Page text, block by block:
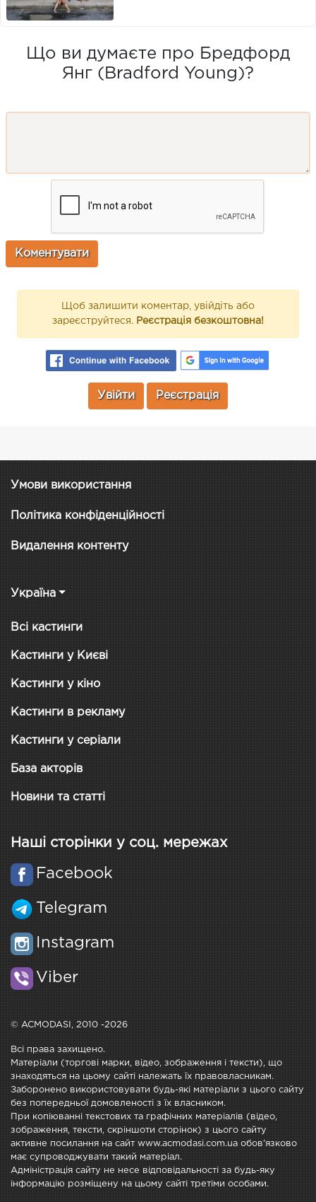
Що ви думаєте про Бредфорд
Янг (Bradford Young)?
Щоб залишити коментар, увійдіть або
зареєструйтеся. Реєстрація безкоштовна!
Увійти Реєстрація
Умови використання
Політика конфіденційності
Видалення контенту
Україна
Всі кастинги
Кастинги у Києві
Кастинги у кіно
Кастинги в рекламу
Кастинги у серіали
База акторів
Новини та статті
Наші сторінки у соц. мережах
Facebook
Telegram
Instagram
Viber
© ACMODASI, 2010 -2026
Всі права захищено.
Матеріали (торгові марки, відео, зображення і тексти), що
знаходяться на цьому сайті належать їх правовласникам.
Заборонено використовувати будь-які матеріали з цього сайту
без попередньої домовленості з їх власником.
При копіюванні текстових та графічних матеріалів (відео,
зображення, тексти, скріншоти сторінок) з цього сайту
активне посилання на сайт www.acmodasi.com.ua обов'язково
має супроводжувати такий матеріал.
Адміністрація сайту не несе відповідальності за будь-яку
інформацію розміщену на цьому сайті третіми особами.